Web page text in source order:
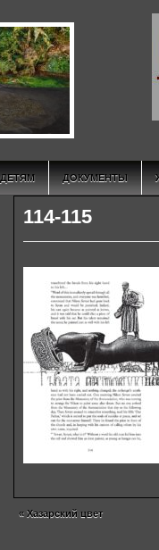
ДЕТЯМ ДОКУМЕНТЫ
114-115
« Хазарский цвет